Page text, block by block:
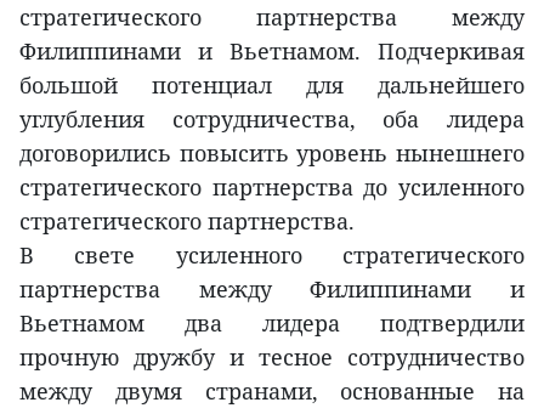
стратегического партнерства между
Филиппинами и Вьетнамом. Подчеркивая
большой потенциал для дальнейшего
углубления сотрудничества, оба лидера
договорились повысить уровень нынешнего
стратегического партнерства до усиленного
стратегического партнерства.
В свете усиленного стратегического
партнерства между Филиппинами и
Вьетнамом два лидера подтвердили
прочную дружбу и тесное сотрудничество
между двумя странами, основанные на